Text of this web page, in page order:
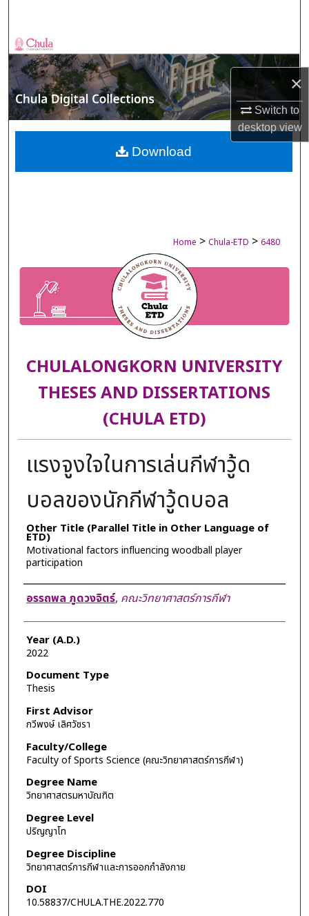
×
Switch to
desktopview
Browse Collections
My Account
About
Digital Commons Network™
Home > Chula-ETD > 6480
CHULALONGKORN UNIVERSITY
THESES AND DISSERTATIONS
(CHULA ETD)
แรงจูงใจในการเล่นกีฬาวู้ด
บอลของนักกีฬาวู้ดบอล
Other Title (Parallel Title in Other Language of
ETD)
Motivational factors influencing woodball player
participation
Author
อรรถพล ภูดวงจิตร์, คณะวิทยาศาสตร์การกีฬา
Year (A.D.)
2022
Document Type
Thesis
First Advisor
กวีพงษ์ เลิศวัชรา
Faculty/College
Faculty of Sports Science (คณะวิทยาศาสตร์การกีฬา)
Degree Name
วิทยาศาสตรมหาบัณฑิต
Degree Level
ปริญญาโท
Degree Discipline
วิทยาศาสตร์การกีฬาและการออกกำลังกาย
DOI
10.58837/CHULA.THE.2022.770
Download